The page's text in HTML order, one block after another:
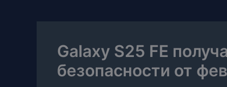
Galaxy S25 FE
безопасности от